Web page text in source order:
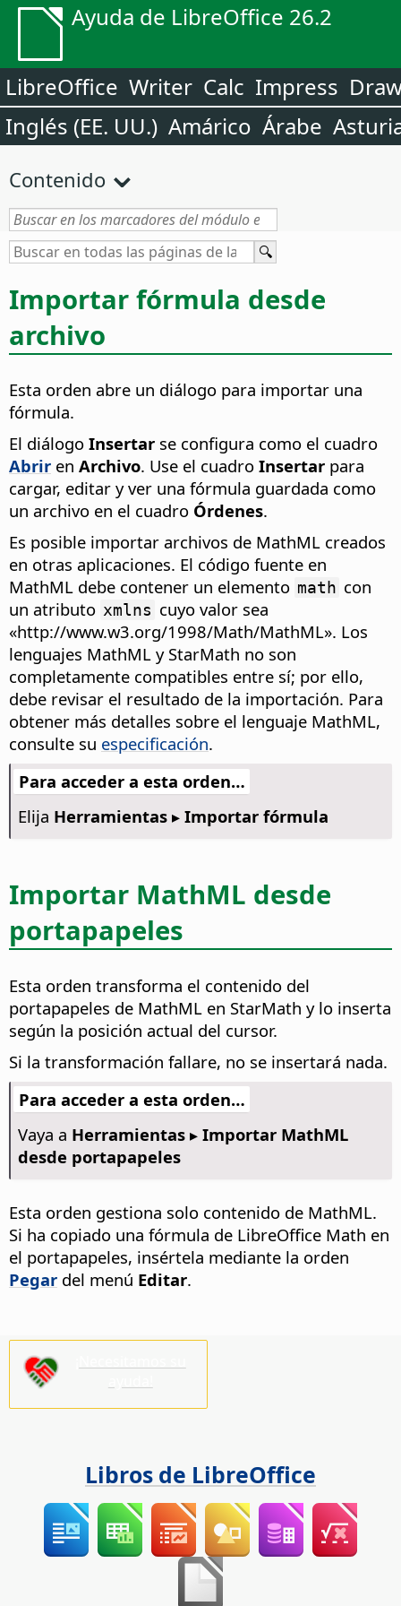
Ayuda de LibreOffice 26.2
LibreOffice Writer Calc Impress
Inglés (EE. UU.) Amárico Árabe
Contenido
Importar fórmula desde
archivo
Esta orden abre un diálogo para importar una
fórmula.
El diálogo Insertar se configura como el cuadro
Abrir en Archivo. Use el cuadro Insertar para
cargar, editar y ver una fórmula guardada como
un archivo en el cuadro Órdenes.
Es posible importar archivos de MathML creados
en otras aplicaciones. El código fuente en
MathML debe contener un elemento math con
un atributo xmlns cuyo valor sea
«http://www.w3.org/1998/Math/MathML». Los
lenguajes MathML y StarMath no son
completamente compatibles entre sí; por ello,
debe revisar el resultado de la importación. Para
obtener más detalles sobre el lenguaje MathML,
consulte su especificación.
Para acceder a esta orden…
Elija Herramientas ▸ Importar fórmula
Importar MathML desde
portapapeles
Esta orden transforma el contenido del
portapapeles de MathML en StarMath y lo inserta
según la posición actual del cursor.
Si la transformación fallare, no se insertará nada.
Para acceder a esta orden…
Vaya a Herramientas ▸ Importar MathML
desde portapapeles
Esta orden gestiona solo contenido de MathML.
Si ha copiado una fórmula de LibreOffice Math en
el portapapeles, insértela mediante la orden
Pegar del menú Editar.
Libros de LibreOffice